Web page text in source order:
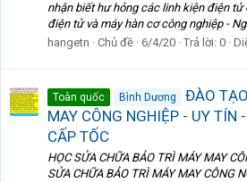
nhận biết hư hỏng các linh kiện điện tử
điện tử và máy hàn cơ công nghiệp -
hangetn
Chủ đề 6/4/20 Trả lời: 0
Toàn quốc Bình Dương
ĐÀO
MAY CÔNG NGHIỆP - UY TÍN
CẤP TỐC
HỌC SỬA CHỮA BẢO TRÌ MÁY MAY
SỬA CHỮA BẢO TRÌ MÁY MAY CÔNG